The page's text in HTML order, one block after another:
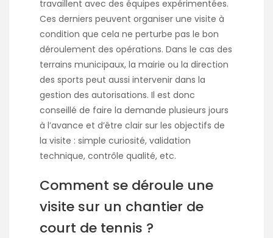
travaillent avec des équipes expérimentées.
Ces derniers peuvent organiser une visite à
condition que cela ne perturbe pas le bon
déroulement des opérations. Dans le cas des
terrains municipaux, la mairie ou la direction
des sports peut aussi intervenir dans la
gestion des autorisations. Il est donc
conseillé de faire la demande plusieurs jours
à l’avance et d’être clair sur les objectifs de
la visite : simple curiosité, validation
technique, contrôle qualité, etc.
Comment se déroule une
visite sur un chantier de
court de tennis ?